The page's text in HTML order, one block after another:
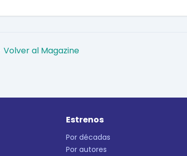
Volver al Magazine
Estrenos
Por décadas
Por autores